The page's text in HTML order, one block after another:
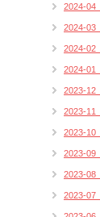
2024-04
2024-03
2024-02
2024-01
2023-12
2023-11
2023-10
2023-09
2023-08
2023-07